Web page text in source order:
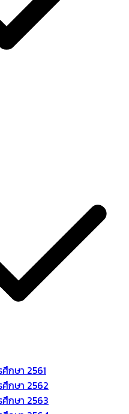
กษา 2561
กษา 2562
กษา 2563